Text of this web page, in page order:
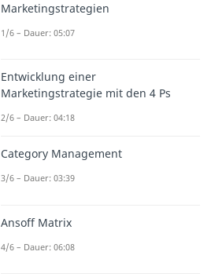
Marketingstrategien
1/6 – Dauer: 05:07
Entwicklung einer
Marketingstrategie mit den 4 Ps
2/6 – Dauer: 04:18
Category Management
3/6 – Dauer: 03:39
Ansoff Matrix
4/6 – Dauer: 06:08